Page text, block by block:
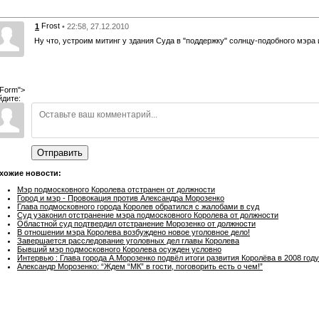
1 Frost • 22:58, 27.12.2010
Ну что, устроим митинг у здания Суда в "поддержку" солнцу-подобного
Отправить
новости:
Мэр подмосковного Королева отстранен от должности
Город и мэр - Провокация против Александра Морозенко
Глава подмосковного города Королев обратился с жалобами в суд
Суд узаконил отстранение мэра подмосковного Королева от должности
Областной суд подтвердил отстранение Морозенко от должности
В отношении мэра Королева возбуждено новое уголовное дело!
Завершается расследование уголовных дел главы Королева
Бывший мэр подмосковного Королева осужден условно
Интервью : Глава города А.Морозенко подвёл итоги развития Королёва в 2008 году
Александр Морозенко: “Ждем “МК” в гости, поговорить есть о чем!”